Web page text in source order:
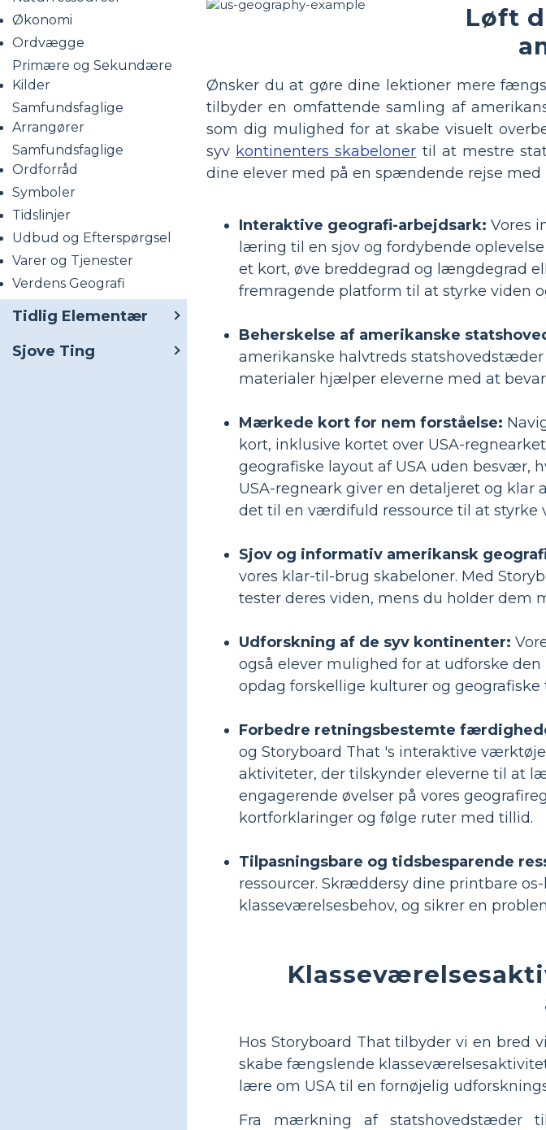
Økonomi
Ordvægge
Primære og Sekundære
Kilder
Samfundsfaglige
Arrangører
Samfundsfaglige
Ordforråd
Symboler
Tidslinjer
Udbud og Efterspørgsel
Varer og Tjenester
Verdens Geografi
Tidlig Elementær
Sjove Ting
Løft
Ønsker du at gøre dine lektioner mere
tilbyder en omfattende samling af
som dig mulighed for at skabe visuelt
syv kontinenters skabeloner til at mestre
dine elever med på en spændende rejse
Interaktive geografi-arbejdsark: Vores
læring til en sjov og fordybende
et kort, øve breddegrad og længdegrad
fremragende platform til at styrke viden
Beherskelse af amerikanske
amerikanske halvtreds
materialer hjælper eleverne med at
Mærkede kort for nem forståelse:
kort, inklusive kortet over USA-
geografiske layout af USA uden besvær,
USA-regneark giver en detaljeret og
det til en værdifuld ressource til at styrke
Sjov og informativ amerikansk
vores klar-til-brug skabeloner. Med
tester deres viden, mens du holder dem
Udforskning af de syv kontinenter:
også elever mulighed for at udforske
opdag forskellige kulturer og
Forbedre retningsbestemte
og Storyboard That 's interaktive
aktiviteter, der tilskynder eleverne til at
engagerende øvelser på vores
kortforklaringer og følge ruter med tillid.
Tilpasningsbare og tidsbesparende
ressourcer. Skræddersy dine printbare
klasseværelsesbehov, og sikrer en
Hos Storyboard That tilbyder vi en bred
skabe fængslende
lære om USA til en fornøjelig
Fra mærkning af statshovedstæder